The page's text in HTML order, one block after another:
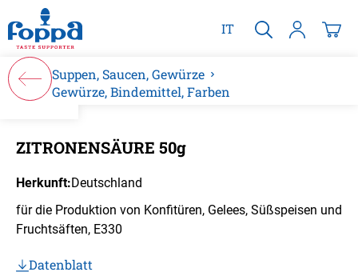
springen
IT
Suppen, Saucen, Gewürze
Gewürze, Bindemittel, Farben
ZITRONENSÄURE 50g
Herkunft:Deutschland
für die Produktion von Konfitüren, Gelees, Süßspeisen und
Fruchtsäften, E330
Datenblatt